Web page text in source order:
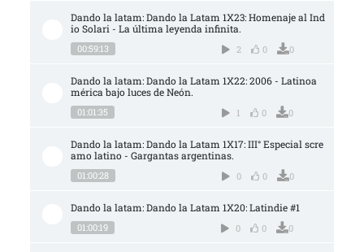
Dando la latam: Dando la Latam 1X23: Homenaje al Ind
io Solari - La última leyenda infinita.
00:59:13 2 0 0
Dando la latam: Dando la Latam 1X22: 2006 - Latinoa
mérica bajo luces de Neón.
01:01:35 1 0 0
Dando la latam: Dando la Latam 1X17: III° Especial scre
amo latino - Gargantas argentinas.
01:00:28 0 0 0
Dando la latam: Dando la Latam 1X20: Latindie #1
01:00:19 0 0 0